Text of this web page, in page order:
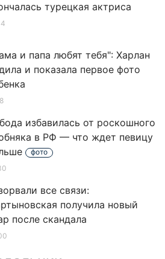
турецкая актриса
и папа любят тебя": Харлан
и показала первое фото
избавилась от роскошного
в РФ — что ждет певицу
фото
все связи:
получила новый
после скандала